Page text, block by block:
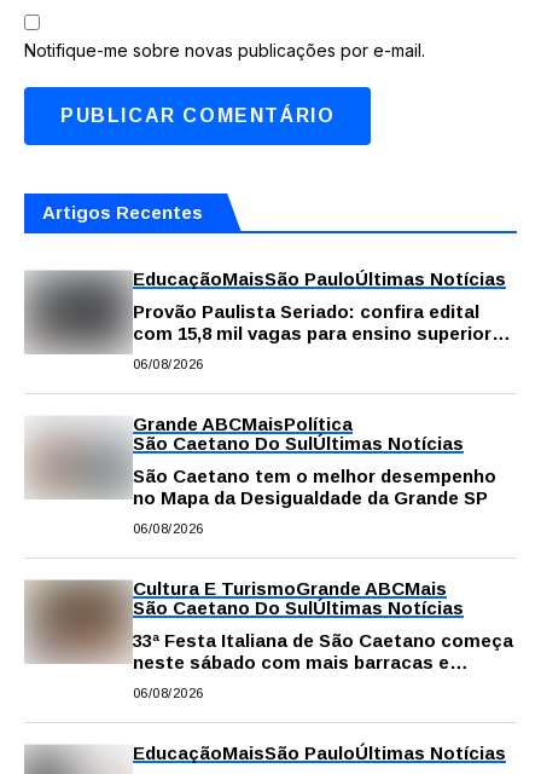
Notifique-me sobre novas publicações por e-mail.
Artigos Recentes
EducaçãoMaisSão PauloÚltimas Notícias
Provão Paulista Seriado: confira edital
com 15,8 mil vagas para ensino superior
público
06/08/2026
Grande ABCMaisPolítica
São Caetano Do SulÚltimas Notícias
São Caetano tem o melhor desempenho
no Mapa da Desigualdade da Grande SP
06/08/2026
Cultura E TurismoGrande ABCMais
São Caetano Do SulÚltimas Notícias
33ª Festa Italiana de São Caetano começa
neste sábado com mais barracas e
novidades em decoração e atrações
06/08/2026
EducaçãoMaisSão PauloÚltimas Notícias